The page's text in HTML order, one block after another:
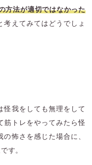
方法が適切ではなかった
考えてみてはどうでしょ
怪我をしても無理をして
筋トレをやってみたら怪
怖さを感じた場合に、
す。